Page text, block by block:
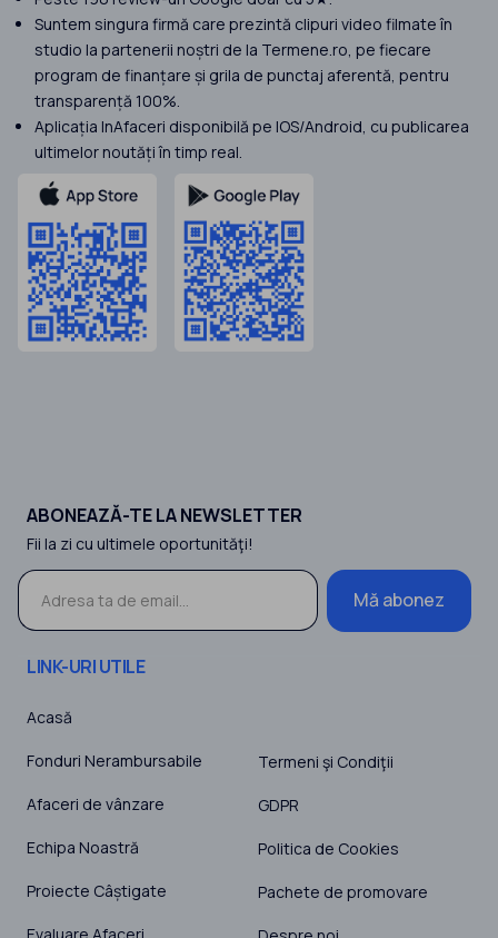
Suntem singura firmă care prezintă clipuri video filmate în
studio la partenerii noștri de la Termene.ro, pe fiecare
program de finanțare și grila de punctaj aferentă, pentru
transparență 100%.
Aplicația InAfaceri disponibilă pe IOS/Android, cu publicarea
ultimelor noutăți în timp real.
ABONEAZĂ-TE LA NEWSLETTER
Fii la zi cu ultimele oportunităţi!
Mă abonez
LINK-URI UTILE
Acasă
Fonduri Nerambursabile
Afaceri de vânzare
Echipa Noastră
Proiecte Câștigate
Termeni şi Condiţii
GDPR
Politica de Cookies
Pachete de promovare